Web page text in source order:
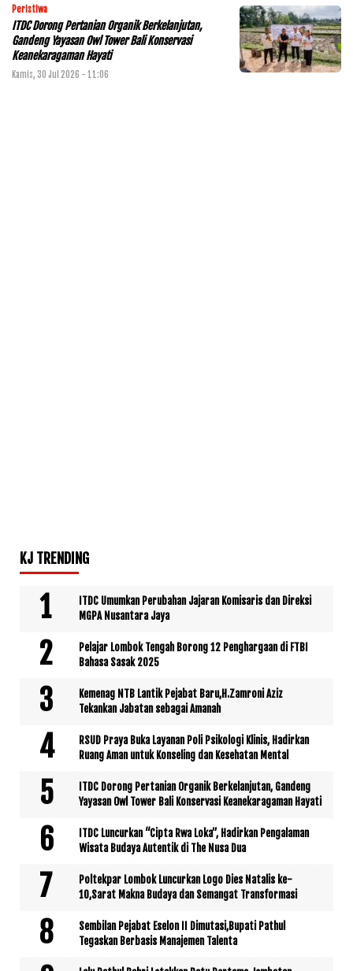
Peristiwa
ITDC Dorong Pertanian Organik Berkelanjutan,
Gandeng Yayasan Owl Tower Bali Konservasi
Keanekaragaman Hayati
Kamis, 30 Jul 2026 - 11:06
KJ TRENDING
ITDC Umumkan Perubahan Jajaran Komisaris dan Direksi
MGPA Nusantara Jaya
Pelajar Lombok Tengah Borong 12 Penghargaan di FTBI
Bahasa Sasak 2025
Kemenag NTB Lantik Pejabat Baru,H.Zamroni Aziz
Tekankan Jabatan sebagai Amanah
RSUD Praya Buka Layanan Poli Psikologi Klinis, Hadirkan
Ruang Aman untuk Konseling dan Kesehatan Mental
ITDC Dorong Pertanian Organik Berkelanjutan, Gandeng
Yayasan Owl Tower Bali Konservasi Keanekaragaman Hayati
ITDC Luncurkan “Cipta Rwa Loka”, Hadirkan Pengalaman
Wisata Budaya Autentik di The Nusa Dua
Poltekpar Lombok Luncurkan Logo Dies Natalis ke-
10,Sarat Makna Budaya dan Semangat Transformasi
Sembilan Pejabat Eselon II Dimutasi,Bupati Pathul
Tegaskan Berbasis Manajemen Talenta